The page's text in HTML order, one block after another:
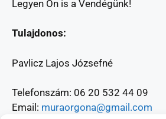
Legyen Ön is a Vendégünk!
Tulajdonos:
Pavlicz Lajos Józsefné
Telefonszám: 06 20 532 44 09
Email: muraorgona@gmail.com